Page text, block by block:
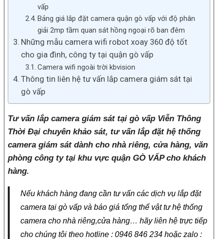
vấp
Bảng giá lắp đặt camera quận gò vấp với độ phân
giải 2mp tầm quan sát hồng ngoại rõ ban đêm
Những mẫu camera wifi robot xoay 360 độ tốt
cho gia đình, công ty tại quận gò vấp
Camera wifi ngoài trời kbvision
Thông tin liên hệ tư vấn lắp camera giám sát tại
gò vấp
Tư vấn lắp camera giám sát tại gò vấp Viễn Thông
Thời Đại chuyên khảo sát, tư vấn lắp đặt hệ thống
camera giám sát dành cho nhà riêng, cửa hàng, văn
phòng công ty tại khu vực quận GÒ VẤP cho khách
hàng.
Nếu khách hàng đang cần tư vấn các dịch vụlắp đặt
camera tại gò vấp và báo giá tổng thể vật tư hệ thống
camera cho nhà riêng,cửa hàng… hãy liên hệ trực tiếp
cho chúng tôi theo hotline : 0946 846 234 hoặc zalo :